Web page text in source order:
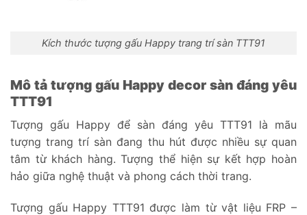
Kích thước tượng gấu Happy trang trí sàn TTT91
Mô tả tượng gấu Happy decor sàn đáng yêu
TTT91
Tượng gấu Happy để sàn đáng yêu TTT91 là mãu
tượng trang trí sàn đang thu hút được nhiều sự quan
tâm từ khách hàng. Tượng thể hiện sự kết hợp hoàn
hảo giữa nghệ thuật và phong cách thời trang.
Tượng gấu Happy TTT91 được làm từ vật liệu FRP –